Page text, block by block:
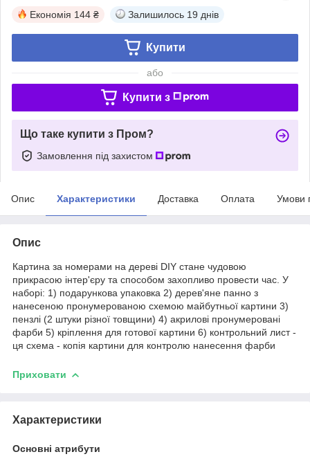
Економія 144 ₴ Залишилось 19 днів
Купити
або
Купити з
Що таке купити з Пром?
Замовлення під захистом
Опис Характеристики Доставка Оплата Умови
Опис
Картина за номерами на дереві DIY стане чудовою
прикрасою інтер'єру та способом захопливо провести час. У
наборі: 1) подарункова упаковка 2) дерев'яне панно з
нанесеною пронумерованою схемою майбутньої картини 3)
пензлі (2 штуки різної товщини) 4) акрилові пронумеровані
фарби 5) кріплення для готової картини 6) контрольний лист -
ця схема - копія картини для контролю нанесення фарби
Приховати
Характеристики
Основні атрибути